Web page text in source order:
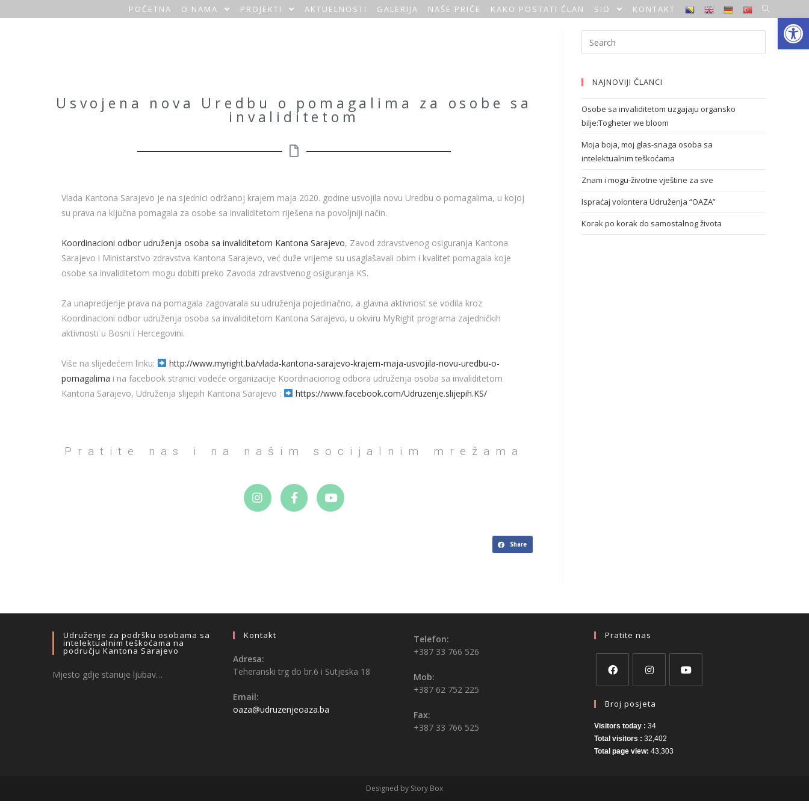
Open toolbar
O
POČETNA O NAMA PROJEKTI AKTUELNOSTI GALERIJA NAŠE PRIČE KAKO POSTATI ČLAN SIO KONTAKT
Usvojena nova Uredbu o pomagalima za osobe sa
invaliditetom
Vlada Kantona Sarajevo je na sjednici održanoj krajem maja 2020. godine usvojila novu Uredbu o pomagalima, u kojoj
su prava na ključna pomagala za osobe sa invaliditetom riješena na povoljniji način.
Koordinacioni odbor udruženja osoba sa invaliditetom Kantona Sarajevo, Zavod zdravstvenog osiguranja Kantona
Sarajevo i Ministarstvo zdravstva Kantona Sarajevo, već duže vrijeme su usaglašavali obim i kvalitet pomagala koje
osobe sa invaliditetom mogu dobiti preko Zavoda zdravstvenog osiguranja KS.
Za unapredjenje prava na pomagala zagovarala su udruženja pojedinačno, a glavna aktivnost se vodila kroz
Koordinacioni odbor udruženja osoba sa invaliditetom Kantona Sarajevo, u okviru MyRight programa zajedničkih
aktivnosti u Bosni i Hercegovini.
Više na slijedećem linku: http://www.myright.ba/vlada-kantona-sarajevo-krajem-maja-usvojila-novu-uredbu-o-
pomagalima i na facebook stranici vodeće organizacije Koordinacionog odbora udruženja osoba sa invaliditetom
Kantona Sarajevo, Udruženja slijepih Kantona Sarajevo :
https://www.facebook.com/Udruzenje.slijepih.KS/
Pratite nas i na našim socijalnim mrežama
Share
NAJNOVIJI ČLANCI
Osobe sa invaliditetom uzgajaju organsko
bilje:Togheter we bloom
Moja boja, moj glas-snaga osoba sa
intelektualnim teškoćama
Znam i mogu-životne vještine za sve
Ispraćaj volontera Udruženja “OAZA”
Korak po korak do samostalnog života
Udruženje za podršku osobama sa
intelektualnim teškoćama na
području Kantona Sarajevo
Mjesto gdje stanuje ljubav…
Kontakt
Adresa:
Teheranski trg do br.6 i Sutjeska 18
Email:
oaza@udruzenjeoaza.ba
Telefon:
+387 33 766 526
Mob:
+387 62 752 225
Fax:
+387 33 766 525
Pratite nas
Broj posjeta
Visitors today : 34
Total visitors : 32,402
Total page view: 43,303
Designed by Story Box